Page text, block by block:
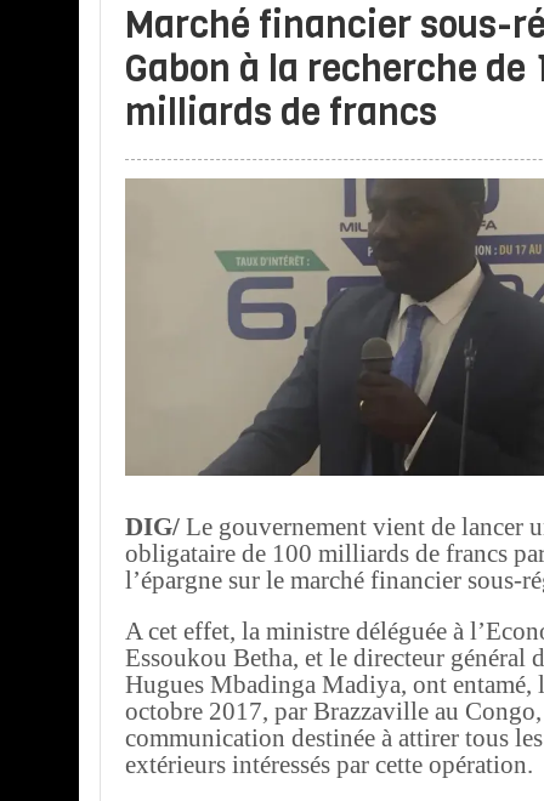
Marché financier sous-
Gabon à la recherche de
milliards de francs
DIG/ Le gouvernement vient de lancer
obligataire de 100 milliards de francs
l’épargne sur le marché financier sous-
A cet effet, la ministre déléguée à
Essoukou Betha, et le directeur général
Hugues Mbadinga Madiya, ont entamé,
octobre 2017, par Brazzaville au Congo,
communication destinée à attirer tous
extérieurs intéressés par cette opération.